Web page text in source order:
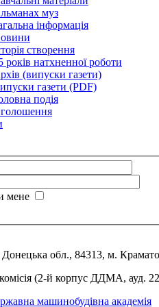
муз
інформація
створення
років натхненної роботи
(випуски газети)
газети (PDF)
подія
мене
обл., 84313, м.
(2-й корпус ДДМА, ауд.
машинобудівна академія